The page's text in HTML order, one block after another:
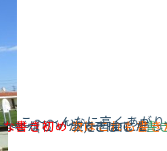
こ～～んなに高くあがり
～～ ( ´∀｀ ) そして【
りしながら 「
書き初めができました